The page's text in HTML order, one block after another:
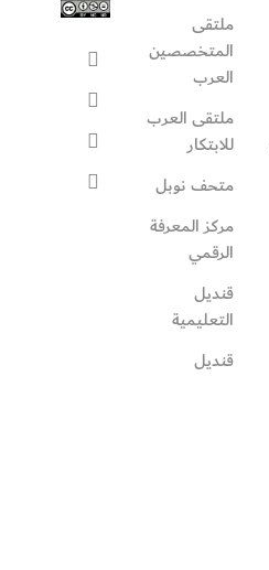
ملتقى
المتخصصين
العرب
ملتقى العرب
للابتكار
متحف نوبل
مركز المعرفة
الرقمي
قنديل
التعليمية
قنديل